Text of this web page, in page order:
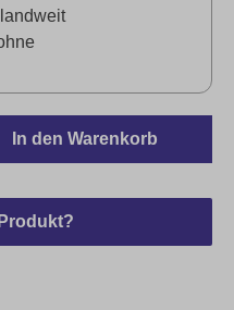
In den Warenkorb